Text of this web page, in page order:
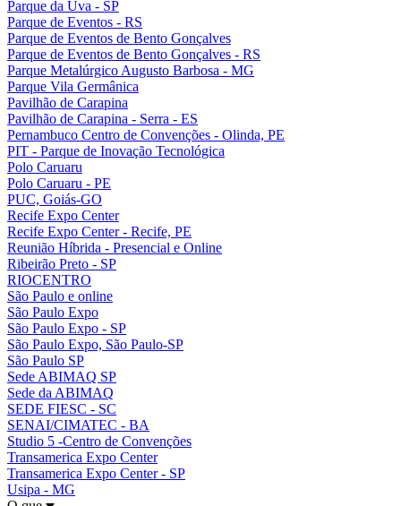
Parque da Uva - SP
Parque de Eventos - RS
Parque de Eventos de Bento Gonçalves
Parque de Eventos de Bento Gonçalves - RS
Parque Metalúrgico Augusto Barbosa - MG
Parque Vila Germânica
Pavilhão de Carapina
Pavilhão de Carapina - Serra - ES
Pernambuco Centro de Convenções - Olinda, PE
PIT - Parque de Inovação Tecnológica
Polo Caruaru
Polo Caruaru - PE
PUC, Goiás-GO
Recife Expo Center
Recife Expo Center - Recife, PE
Reunião Híbrida - Presencial e Online
Ribeirão Preto - SP
RIOCENTRO
São Paulo e online
São Paulo Expo
São Paulo Expo - SP
São Paulo Expo, São Paulo-SP
São Paulo SP
Sede ABIMAQ SP
Sede da ABIMAQ
SEDE FIESC - SC
SENAI/CIMATEC - BA
Studio 5 -Centro de Convenções
Transamerica Expo Center
Transamerica Expo Center - SP
Usipa - MG